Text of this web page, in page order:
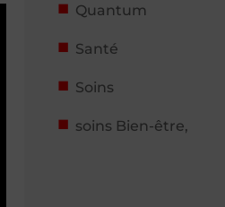
Quantum
Santé
Soins
soins Bien-être,